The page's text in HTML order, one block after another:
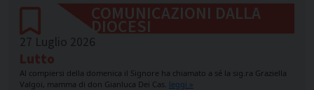
COMUNICAZIONI DALLA
DIOCESI
27 Luglio 2026
Lutto
Al compiersi della domenica il Signore ha chiamato a sé la sig.ra Graziella
Valgoi, mamma di don Gianluca Dei Cas. leggi »